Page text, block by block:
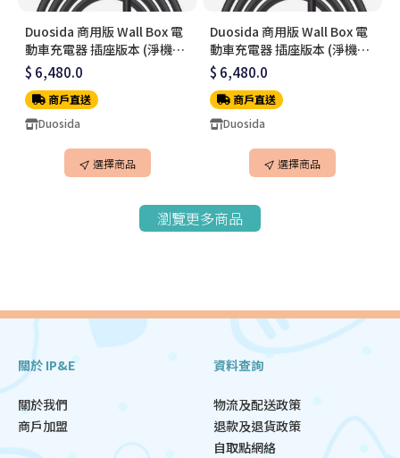
Duosida 商用版 Wall Box 電
動車充電器 插座版本 (淨機價
不連安裝)
$ 6,480.0
商戶直送
Duosida
選擇商品
Duosida 商用版 Wall Box 電
動車充電器 插座版本 (淨機價
不連安裝)
$ 6,480.0
商戶直送
Duosida
選擇商品
瀏覽更多商品
關於 IP&E
關於我們
商戶加盟
資料查詢
物流及配送政策
退款及退貨政策
自取點網絡